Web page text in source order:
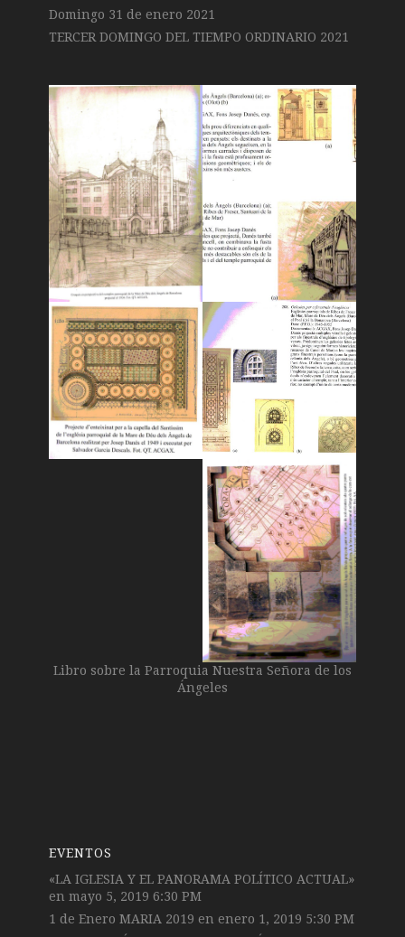
Domingo 31 de enero 2021
TERCER DOMINGO DEL TIEMPO ORDINARIO 2021
Libro sobre la Parroquia Nuestra Señora de los
Ángeles
EVENTOS
«LA IGLESIA Y EL PANORAMA POLÍTICO ACTUAL»
en mayo 5, 2019 6:30 PM
1 de Enero MARIA 2019 en enero 1, 2019 5:30 PM